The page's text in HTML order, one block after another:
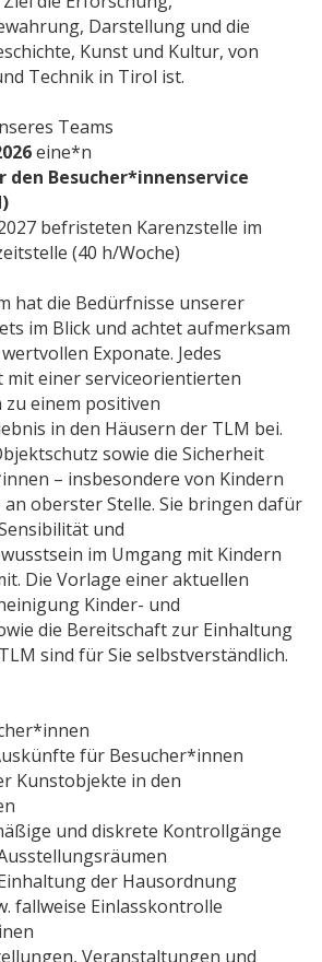
Darstellung und die
Kunst und Kultur, von
Technik in Tirol ist.
Teams
eine*n
Besucher*innenservice
befristeten Karenzstelle im
(40 h/Woche)
hat die Bedürfnisse unserer
im Blick und achtet aufmerksam
Exponate. Jedes
mit einer serviceorientierten
einem positiven
in den Häusern der TLM bei.
sowie die Sicherheit
– insbesondere von Kindern
an oberster Stelle. Sie bringen dafür
und
im Umgang mit Kindern
Die Vorlage einer aktuellen
Kinder- und
die Bereitschaft zur Einhaltung
sind für Sie selbstverständlich.
für Besucher*innen
Kunstobjekte in den
und diskrete Kontrollgänge
der Hausordnung
fallweise Einlasskontrolle
Veranstaltungen und